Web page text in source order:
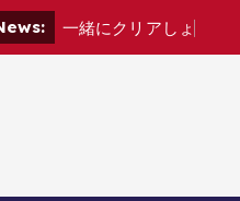
一緒に ク リ ア し ょ